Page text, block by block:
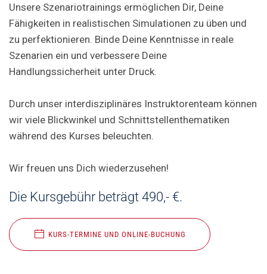
Unsere Szenariotrainings ermöglichen Dir, Deine
Fähigkeiten in realistischen Simulationen zu üben und
zu perfektionieren. Binde Deine Kenntnisse in reale
Szenarien ein und verbessere Deine
Handlungssicherheit unter Druck.
Durch unser interdisziplinäres Instruktorenteam können
wir viele Blickwinkel und Schnittstellenthematiken
während des Kurses beleuchten.
Wir freuen uns Dich wiederzusehen!
Die Kursgebühr beträgt 490,- €.
KURS-TERMINE UND ONLINE-BUCHUNG